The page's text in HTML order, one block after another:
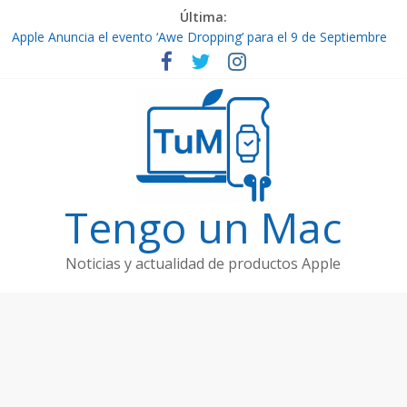
Última:
Apple Anuncia el evento ‘Awe Dropping’ para el 9 de Septiembre
Por fin ya están aquí los nuevos iPhone 17
Contenido de Apple TV+: Temporada 5 de ‘Slow Horses’ y
Nuevos Estrenos en Septiembre
El Ultra-Delgado iPhone 17 Air
Filtraciones de Hardware Futuro: Vision Pro 2, AirPods Pro 3 y
Tengo un Mac
Noticias y actualidad de productos Apple